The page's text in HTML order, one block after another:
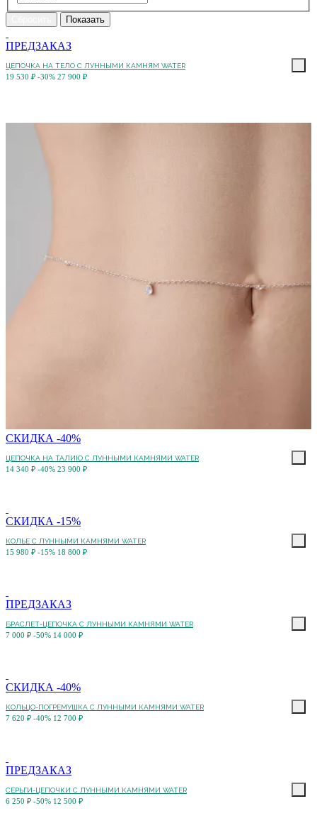
ПРЕДЗАКАЗ
ЦЕПОЧКА НА ТЕЛО С ЛУННЫМИ КАМНЯМ WATER
19 530 ₽ -30% 27 900 ₽
СКИДКА -40%
ЦЕПОЧКА НА ТАЛИЮ С ЛУННЫМИ КАМНЯМИ WATER
14 340 ₽ -40% 23 900 ₽
СКИДКА -15%
КОЛЬЕ С ЛУННЫМИ КАМНЯМИ WATER
15 980 ₽ -15% 18 800 ₽
ПРЕДЗАКАЗ
БРАСЛЕТ-ЦЕПОЧКА С ЛУННЫМИ КАМНЯМИ WATER
7 000 ₽ -50% 14 000 ₽
СКИДКА -40%
КОЛЬЦО-ПОГРЕМУШКА С ЛУННЫМИ КАМНЯМИ WATER
7 620 ₽ -40% 12 700 ₽
ПРЕДЗАКАЗ
СЕРЬГИ-ЦЕПОЧКИ С ЛУННЫМИ КАМНЯМИ WATER
6 250 ₽ -50% 12 500 ₽